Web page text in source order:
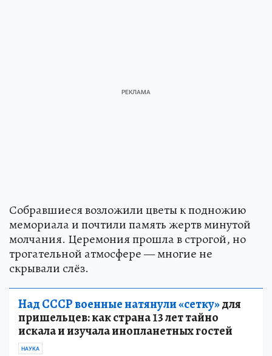
Собравшиеся возложили цветы к подножию
мемориала и почтили память жертв минутой
молчания. Церемония прошла в строгой, но
трогательной атмосфере — многие не
скрывали слёз.
Над СССР военные натянули «сетку»для
пришельцев: как страна 13 лет тайно
искала и изучала инопланетных гостей
НАУКА